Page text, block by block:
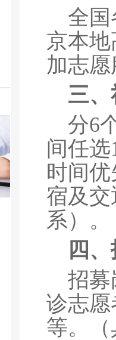
全
京本
加志
三
分6
间任
时间
宿及
系）。
四
招募
诊志
等。